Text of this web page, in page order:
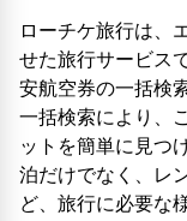
ローチケ旅行は、
せた旅行サービス
安航空券の一括検
一括検索により、
ットを簡単に見つ
泊だけでなく、レ
ど、旅行に必要な